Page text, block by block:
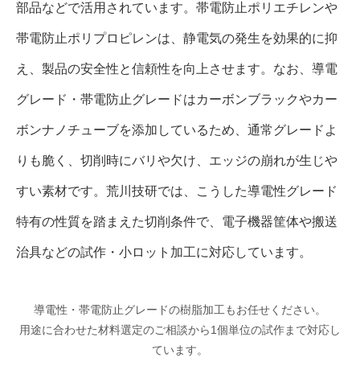
部品などで活用されています。帯電防止ポリエチレンや
帯電防止ポリプロピレンは、静電気の発生を効果的に抑
え、製品の安全性と信頼性を向上させます。なお、導電
グレード・帯電防止グレードはカーボンブラックやカー
ボンナノチューブを添加しているため、通常グレードよ
りも脆く、切削時にバリや欠け、エッジの崩れが生じや
すい素材です。荒川技研では、こうした導電性グレード
特有の性質を踏まえた切削条件で、電子機器筐体や搬送
治具などの試作・小ロット加工に対応しています。
導電性・帯電防止グレードの樹脂加工もお任せください。
用途に合わせた材料選定のご相談から1個単位の試作まで対応し
ています。